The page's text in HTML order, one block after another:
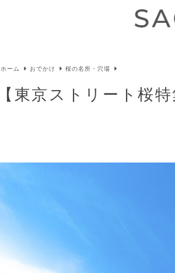
ホーム おでかけ 桜の名所・穴場
【東京ストリート桜